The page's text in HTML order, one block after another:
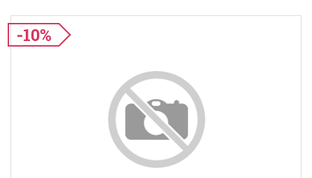
-10%